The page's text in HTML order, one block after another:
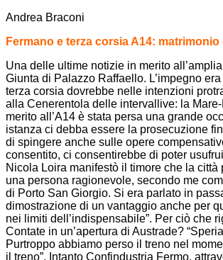
Andrea Braconi
Fermano e terza corsia A14:
Una delle ultime notizie in merito
Giunta di Palazzo Raffaello. L’impegno
terza corsia dovrebbe nelle intenzioni
alla Cenerentola delle intervallive: la Mare-
merito all’A14 è stata persa una grande
istanza ci debba essere la prosecuzione
di spingere anche sulle opere
consentito, ci consentirebbe di poter
Nicola Loira manifestò il timore che la
una persona ragionevole, secondo me
di Porto San Giorgio. Si era parlato in
dimostrazione di un vantaggio anche per
nei limiti dell’indispensabile”. Per ciò che
Contate in un’apertura di Austrade?
Purtroppo abbiamo perso il treno nel
il treno”. Intanto Confindustria Fermo,